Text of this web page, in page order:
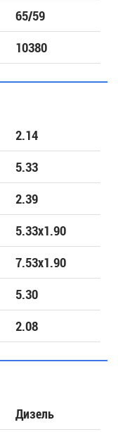
65/59
10380
2.14
5.33
2.39
5.33х1.90
7.53х1.90
5.30
2.08
Дизель